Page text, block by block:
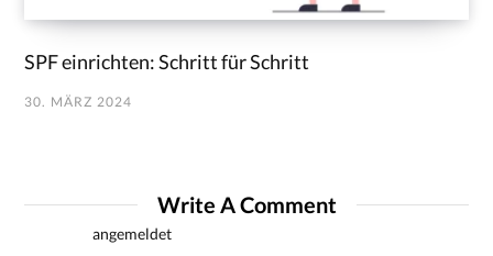
SPF einrichten: Schritt für Schritt
30. MÄRZ 2024
Write A Comment
angemeldet